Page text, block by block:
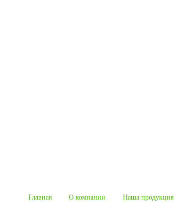
Главная О компании Наша продукция